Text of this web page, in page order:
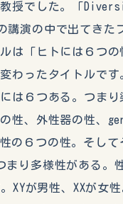
授でした。「
講演の中で出てきた
は「ヒトには６つの
わったタイトルです
は６つある。つまり
性、外性器の性、
の６つの性。そして
り多様性がある。
XYが男性、XXが女